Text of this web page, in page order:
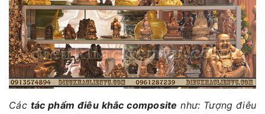
Các tác phẩm điêu khắc composite như: Tượng điêu